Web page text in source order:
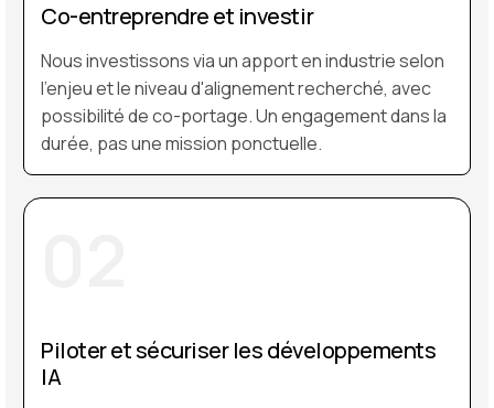
Co-entreprendre et investir
Nous investissons via un apport en industrie selon
l'enjeu et le niveau d'alignement recherché, avec
possibilité de co-portage. Un engagement dans la
durée, pas une mission ponctuelle.
Piloter et sécuriser les développements
IA